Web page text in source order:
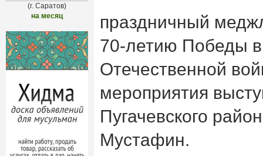
(г. Саратов)
на месяц
праздничный
70-летию Победы
Отечественной
мероприятия
Пугачевского
Мустафин.